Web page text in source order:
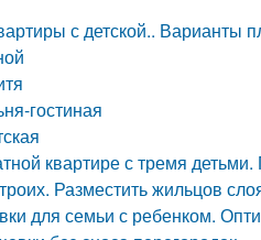
с детской.. Варианты
гостиная
квартире с тремя
Разместить жильцов
для семьи с ребенком.